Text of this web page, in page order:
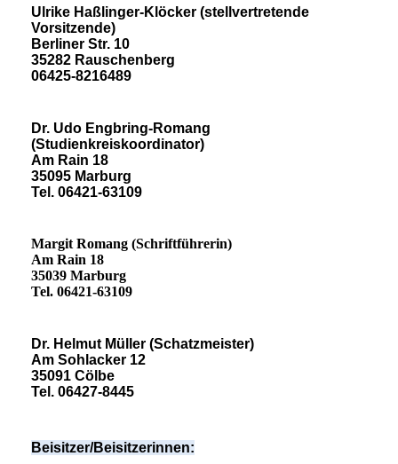
Ulrike Haßlinger-Klöcker (stellvertretende
Vorsitzende)
Berliner Str. 10
35282 Rauschenberg
06425-8216489
Dr. Udo Engbring-Romang
(Studienkreiskoordinator)
Am Rain 18
35095 Marburg
Tel. 06421-63109
Margit Romang (Schriftführerin)
Am Rain 18
35039 Marburg
Tel. 06421-63109
Dr. Helmut Müller (Schatzmeister)
Am Sohlacker 12
35091 Cölbe
Tel. 06427-8445
Beisitzer/Beisitzerinnen: